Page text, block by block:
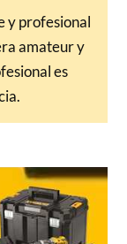
y profesional
amateur y
es